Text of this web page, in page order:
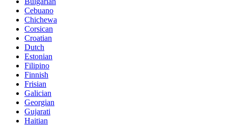
Cebuano
Chichewa
Corsican
Croatian
Dutch
Estonian
Filipino
Finnish
Frisian
Galician
Georgian
Gujarati
Haitian